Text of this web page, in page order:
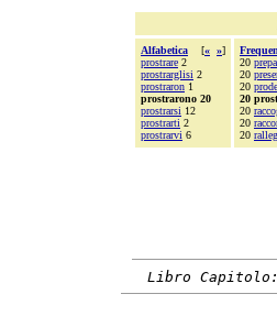
Alfabetica [« »]
prostrare 2
prostrarglisi 2
prostraron 1
prostrarono 20
prostrarsi 12
prostrarti 2
prostrarvi 6
20
20
20 prode
20
20
20
20
Libro